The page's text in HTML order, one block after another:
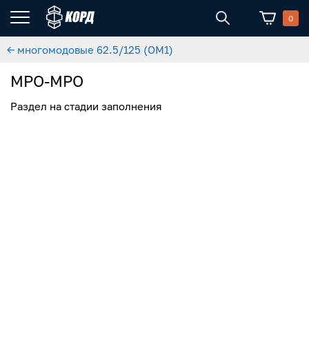
0
← многомодовые 62.5/125 (OM1)
MPO-MPO
Раздел на стадии заполнения